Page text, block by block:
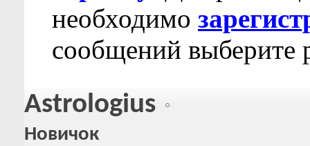
необходимо
сообщений выберите
Astrologius
Новичок